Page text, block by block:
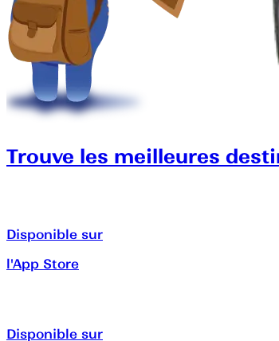
Trouve les meilleures
Disponible sur
l'App Store
Disponible sur